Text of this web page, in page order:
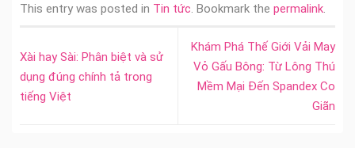
This entry was posted in Tin tức. Bookmark the permalink.
Xài hay Sài: Phân biệt và sử
dụng đúng chính tả trong
tiếng Việt
Khám Phá Thế Giới Vải May
Vỏ Gấu Bông: Từ Lông Thú
Mềm Mại Đến Spandex Co
Giãn